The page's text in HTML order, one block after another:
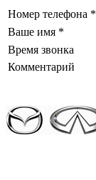
Номер телефона *
Ваше имя *
Время звонка
Комментарий